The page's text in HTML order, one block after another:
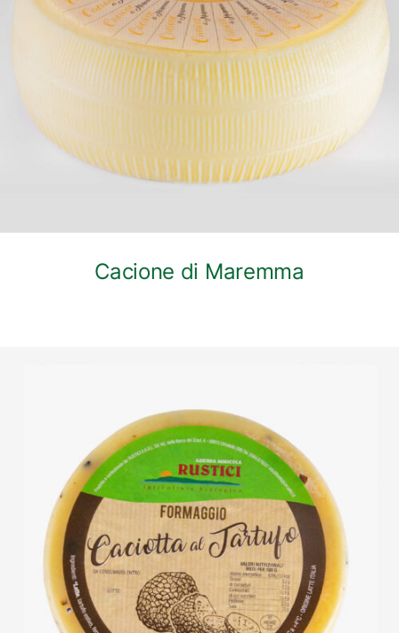
DETTAGLI
Cacione di Maremma